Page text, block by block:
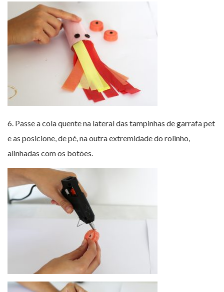
6. Passe a cola quente na lateral das tampinhas de garrafa pet
e as posicione, de pé, na outra extremidade do rolinho,
alinhadas com os botões.